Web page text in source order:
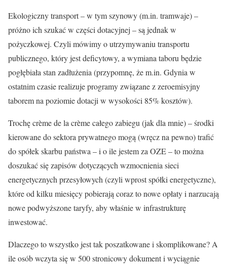
Ekologiczny transport – w tym szynowy (m.in. tramwaje) –
próżno ich szukać w części dotacyjnej – są jednak w
pożyczkowej. Czyli mówimy o utrzymywaniu transportu
publicznego, który jest deficytowy, a wymiana taboru będzie
pogłębiała stan zadłużenia (przypomnę, że m.in. Gdynia w
ostatnim czasie realizuje programy związane z zeroemisyjny
taborem na poziomie dotacji w wysokości 85% kosztów).
Trochę crème de la crème całego zabiegu (jak dla mnie) – środki
kierowane do sektora prywatnego mogą (wręcz na pewno) trafić
do spółek skarbu państwa – i o ile jestem za OZE – to można
doszukać się zapisów dotyczących wzmocnienia sieci
energetycznych przesyłowych (czyli wprost spółki energetyczne),
które od kilku miesięcy pobierają coraz to nowe opłaty i narzucają
nowe podwyższone taryfy, aby właśnie w infrastrukturę
inwestować.
Dlaczego to wszystko jest tak poszatkowane i skomplikowane? A
ile osób wczyta się w 500 stronicowy dokument i wyciągnie